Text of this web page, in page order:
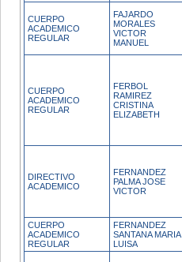
CUERPO
ACADEMICO
REGULAR
FAJARDO
MORALES
VICTOR
MANUEL
CUERPO
ACADEMICO
REGULAR
FERBOL
RAMIREZ
CRISTINA
ELIZABETH
DIRECTIVO
ACADEMICO
FERNANDEZ
PALMA JOSE
VICTOR
CUERPO
ACADEMICO
REGULAR
FERNANDEZ
SANTANA MARIA
LUISA